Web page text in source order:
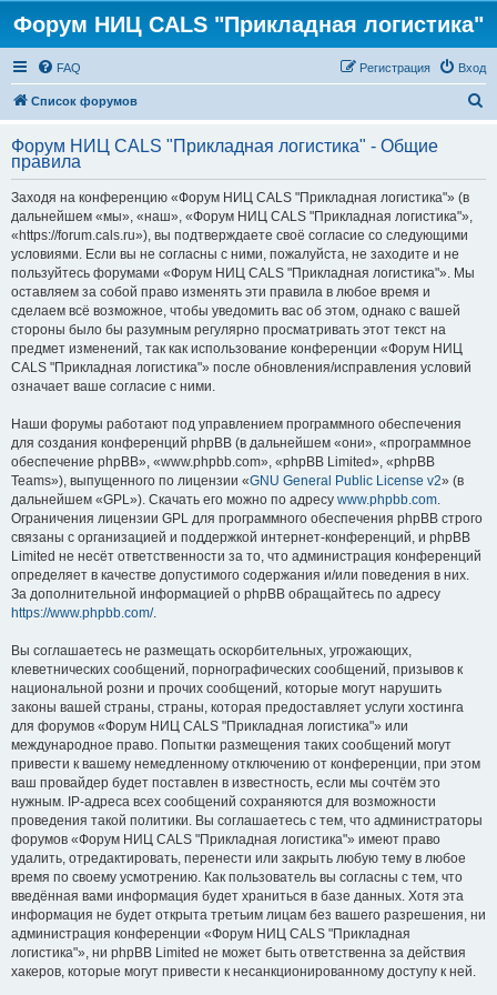
Форум НИЦ CALS "Прикладная логистика"
FAQ Вход
Регистрация
Список форумов
с
Форум НИЦ CALS "Прикладная логистика" - Общие
правила
Заходя на конференцию «Форум НИЦ CALS "Прикладная логистика"» (в
дальнейшем «мы», «наш», «Форум НИЦ CALS "Прикладная логистика"»,
«https://forum.cals.ru»), вы подтверждаете своё согласие со следующими
условиями. Если вы не согласны с ними, пожалуйста, не заходите и не
пользуйтесь форумами «Форум НИЦ CALS "Прикладная логистика"». Мы
оставляем за собой право изменять эти правила в любое время и
сделаем всё возможное, чтобы уведомить вас об этом, однако с вашей
стороны было бы разумным регулярно просматривать этот текст на
предмет изменений, так как использование конференции «Форум НИЦ
CALS "Прикладная логистика"» после обновления/исправления условий
означает ваше согласие с ними.
Наши форумы работают под управлением программного обеспечения
для создания конференций phpBB (в дальнейшем «они», «программное
обеспечение phpBB», «www.phpbb.com», «phpBB Limited», «phpBB
Teams»), выпущенного по лицензии «GNU General Public License v2» (в
дальнейшем «GPL»). Скачать его можно по адресу www.phpbb.com.
Ограничения лицензии GPL для программного обеспечения phpBB строго
связаны с организацией и поддержкой интернет-конференций, и phpBB
Limited не несёт ответственности за то, что администрация конференций
определяет в качестве допустимого содержания и/или поведения в них.
За дополнительной информацией о phpBB обращайтесь по адресу
https://www.phpbb.com/.
Вы соглашаетесь не размещать оскорбительных, угрожающих,
клеветнических сообщений, порнографических сообщений, призывов к
национальной розни и прочих сообщений, которые могут нарушить
законы вашей страны, страны, которая предоставляет услуги хостинга
для форумов «Форум НИЦ CALS "Прикладная логистика"» или
международное право. Попытки размещения таких сообщений могут
привести к вашему немедленному отключению от конференции, при этом
ваш провайдер будет поставлен в известность, если мы сочтём это
нужным. IP-адреса всех сообщений сохраняются для возможности
проведения такой политики. Вы соглашаетесь с тем, что администраторы
форумов «Форум НИЦ CALS "Прикладная логистика"» имеют право
удалить, отредактировать, перенести или закрыть любую тему в любое
время по своему усмотрению. Как пользователь вы согласны с тем, что
введённая вами информация будет храниться в базе данных. Хотя эта
информация не будет открыта третьим лицам без вашего разрешения, ни
администрация конференции «Форум НИЦ CALS "Прикладная
логистика"», ни phpBB Limited не может быть ответственна за действия
хакеров, которые могут привести к несанкционированному доступу к ней.